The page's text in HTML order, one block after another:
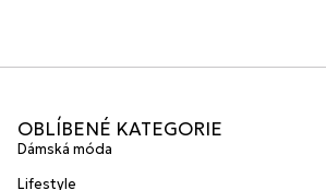
OBLÍBENÉ KATEGORIE
Dámská móda
Lifestyle